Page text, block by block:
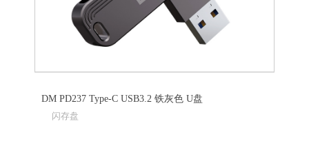
DM PD237 Type-C USB3.2 铁灰色 U盘
闪存盘